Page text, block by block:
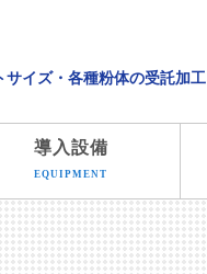
会社
サイズ・各種粉体の受託加工
導入設備
EQUIPMENT